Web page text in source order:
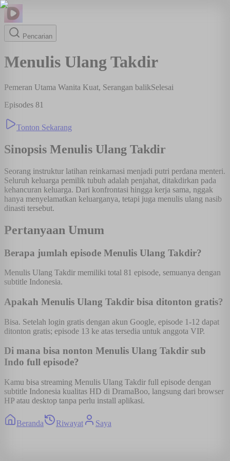
Pencarian
Menulis Ulang Takdir
Pemeran Utama Wanita Kuat, Serangan balikSelesai
Episodes 81
Tonton Sekarang
Sinopsis Menulis Ulang Takdir
Seorang instruktur latihan reinkarnasi menjadi putri perdana menteri.
Seluruh keluarga pemilik tubuh adalah penjahat, ditakdirkan pada
kehancuran keluarga. Dari konfrontasi hingga kerja sama, nggak
hanya menyelamatkan keluarganya, tetapi juga menulis ulang nasib
dinasti tersebut.
Pertanyaan Umum
Berapa jumlah episode Menulis Ulang Takdir?
Menulis Ulang Takdir memiliki total 81 episode, semuanya dengan
subtitle Indonesia.
Apakah Menulis Ulang Takdir bisa ditonton gratis?
Bisa. Setelah login gratis dengan akun Google, episode 1-12 dapat
ditonton gratis; episode 13 ke atas tersedia untuk anggota VIP.
Di mana bisa nonton Menulis Ulang Takdir sub
Indo full episode?
Kamu bisa streaming Menulis Ulang Takdir full episode dengan
subtitle Indonesia kualitas HD di DramaBoo, langsung dari browser
HP atau desktop tanpa perlu install aplikasi.
Beranda Riwayat Saya